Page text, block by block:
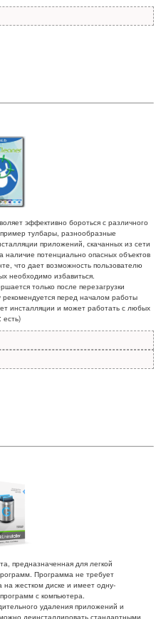
эффективно бороться с различного
тулбары, разнообразные
приложений, скачанных из сети
наличие потенциально опасных объектов
что дает возможность пользователю
необходимо избавиться.
только после перезагрузки
перед началом работы
инсталляции и может работать с любых
есть)
предназначенная для легкой
Программа не требует
жестком диске и имеет одну-
с компьютера.
удаления приложений и
деинсталлировать стандартными